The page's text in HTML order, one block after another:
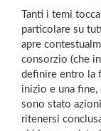
Tanti i temi
particolare su
apre
consorzio (che
definire entro la
inizio e una fine,
sono stato
ritenersi